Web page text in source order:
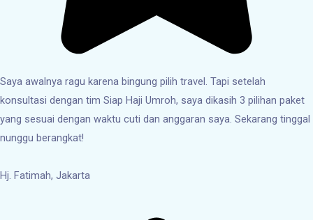
Saya awalnya ragu karena bingung pilih travel. Tapi setelah
konsultasi dengan tim Siap Haji Umroh, saya dikasih 3 pilihan paket
yang sesuai dengan waktu cuti dan anggaran saya. Sekarang tinggal
nunggu berangkat!
Hj. Fatimah, Jakarta